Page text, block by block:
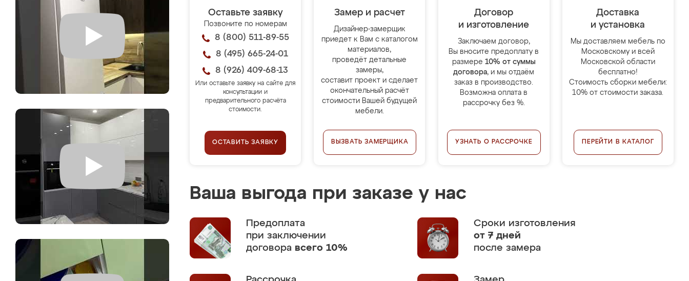
Оставьте заявку
Позвоните по номерам
8 (800) 511-89-55
8 (495) 665-24-01
8 (926) 409-68-13
Или оставьте заявку на сайте для
консультации и
предварительного расчёта
стоимости.
ОСТАВИТЬ ЗАЯВКУ
Замер и расчет
Дизайнер-замерщик
приедет к Вам с каталогом
материалов,
проведёт детальные
замеры,
составит проект и сделает
окончательный расчёт
стоимости Вашей будущей
мебели.
ВЫЗВАТЬ ЗАМЕРЩИКА
Договор
и изготовление
Заключаем договор,
Вы вносите предоплату в
размере 10% от суммы
договора, и мы отдаём
заказ в производство.
Возможна оплата в
рассрочку без %.
УЗНАТЬ О РАССРОЧКЕ
Доставка
и установка
Мы доставляем мебель по
Московскому и всей
Московской области
бесплатно!
Стоимость сборки мебели:
10% от стоимости заказа.
ПЕРЕЙТИ В КАТАЛОГ
Ваша выгода при заказе у нас
Предоплата
при заключении
договора всего 10%
Сроки изготовления
от 7 дней
после замера